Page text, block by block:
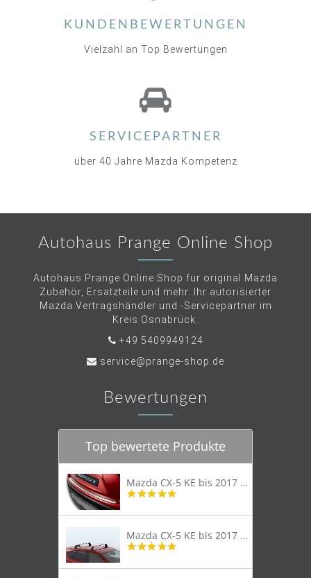
KUNDENBEWERTUNGEN
Vielzahl an Top Bewertungen
SERVICEPARTNER
über 40 Jahre Mazda Kompetenz
Autohaus Prange Online Shop
Autohaus Prange Online Shop für original Mazda
Zubehör, Ersatzteile und mehr. Ihr autorisierter
Mazda Vertragshändler und -Servicepartner im
Kreis Osnabrück.
+49 5409949124
service@prange-shop.de
Bewertungen
Top bewertete Produkte
Mazda CX-5 KE bis 2017 Trittschutzleiste Edelstahl original
4.8
rating
Mazda CX-5 KE bis 2017 Lastenträger Dachträger
4.9
rating